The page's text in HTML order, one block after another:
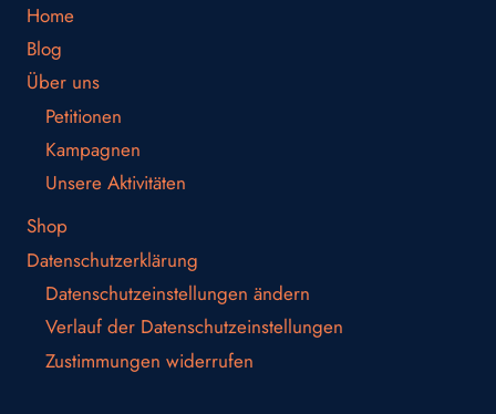
Home
Blog
Über uns
Petitionen
Kampagnen
Unsere Aktivitäten
Shop
Datenschutzerklärung
Datenschutzeinstellungen ändern
Verlauf der Datenschutzeinstellungen
Zustimmungen widerrufen